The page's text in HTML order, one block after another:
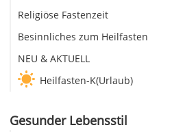
Religiöse Fastenzeit
Besinnliches zum Heilfasten
NEU & AKTUELL
Heilfasten-K(Urlaub)
Gesunder Lebensstil